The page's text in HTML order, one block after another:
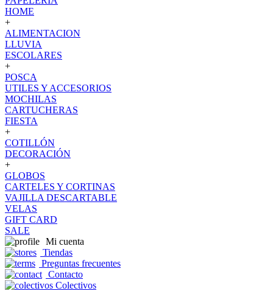
HOME
+
ALIMENTACION
LLUVIA
ESCOLARES
+
POSCA
UTILES Y ACCESORIOS
MOCHILAS
CARTUCHERAS
FIESTA
+
COTILLÓN
DECORACIÓN
+
GLOBOS
CARTELES Y CORTINAS
VAJILLA DESCARTABLE
VELAS
GIFT CARD
SALE
Mi cuenta
Tiendas
Preguntas frecuentes
Contacto
Colectivos